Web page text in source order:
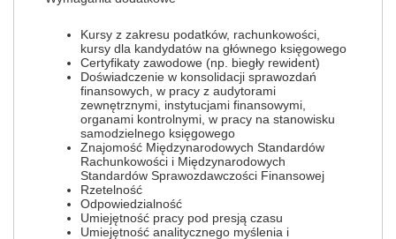
Kursy z zakresu podatków, rachunkowości,
kursy dla kandydatów na głównego księgowego
Certyfikaty zawodowe (np. biegły rewident)
Doświadczenie w konsolidacji sprawozdań
finansowych, w pracy z audytorami
zewnętrznymi, instytucjami finansowymi,
organami kontrolnymi, w pracy na stanowisku
samodzielnego księgowego
Znajomość Międzynarodowych Standardów
Rachunkowości i Międzynarodowych
Standardów Sprawozdawczości Finansowej
Rzetelność
Odpowiedzialność
Umiejętność pracy pod presją czasu
Umiejętność analitycznego myślenia i